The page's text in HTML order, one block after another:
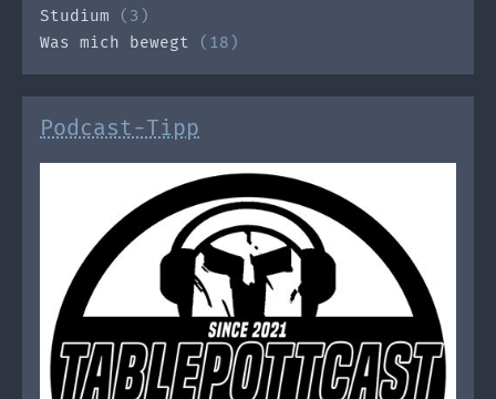
Studium (3)
Was mich bewegt (18)
Podcast-Tipp